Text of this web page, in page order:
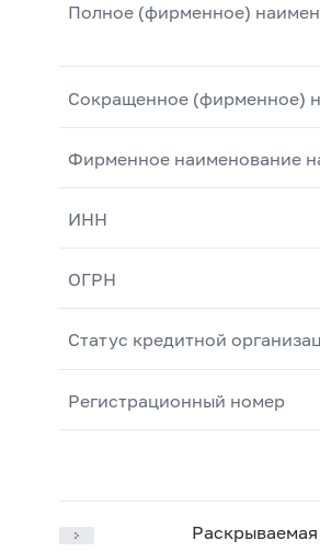
Полное (фирменное)
Сокращенное (фирменное)
Фирменное наименование
ИНН
ОГРН
Статус кредитной
Регистрационный номер
Раскрываемая